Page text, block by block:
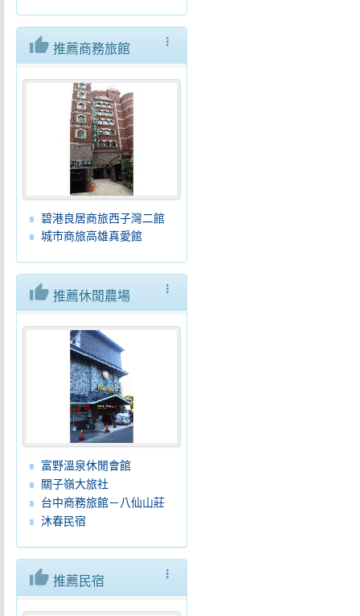
more_vert
thumb_up 推薦商務旅館
碧港良居商旅西子灣二館
城市商旅高雄真愛館
more_vert
thumb_up 推薦休閒農場
富野溫泉休閒會館
關子嶺大旅社
台中商務旅館－八仙山莊
沐春民宿
more_vert
thumb_up 推薦民宿